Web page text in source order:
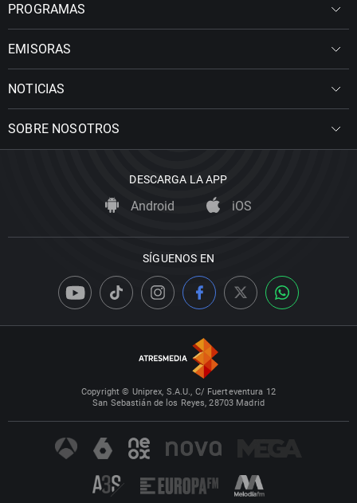
PROGRAMAS
EMISORAS
NOTICIAS
SOBRE NOSOTROS
DESCARGA LA APP
Android iOS
SÍGUENOS EN
Copyright © Uniprex, S.A.U., C/ Fuerteventura 12
San Sebastián de los Reyes, 28703 Madrid